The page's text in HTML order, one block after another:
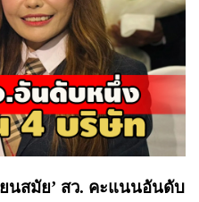
นสมัย’ สว. คะแนนอันดับ